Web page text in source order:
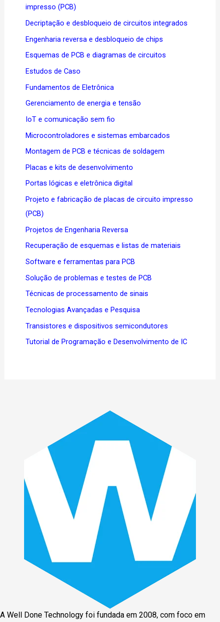
impresso (PCB)
Decriptação e desbloqueio de circuitos integrados
Engenharia reversa e desbloqueio de chips
Esquemas de PCB e diagramas de circuitos
Estudos de Caso
Fundamentos de Eletrônica
Gerenciamento de energia e tensão
IoT e comunicação sem fio
Microcontroladores e sistemas embarcados
Montagem de PCB e técnicas de soldagem
Placas e kits de desenvolvimento
Portas lógicas e eletrônica digital
Projeto e fabricação de placas de circuito impresso
(PCB)
Projetos de Engenharia Reversa
Recuperação de esquemas e listas de materiais
Software e ferramentas para PCB
Solução de problemas e testes de PCB
Técnicas de processamento de sinais
Tecnologias Avançadas e Pesquisa
Transistores e dispositivos semicondutores
Tutorial de Programação e Desenvolvimento de IC
A Well Done Technology foi fundada em 2008, com foco em